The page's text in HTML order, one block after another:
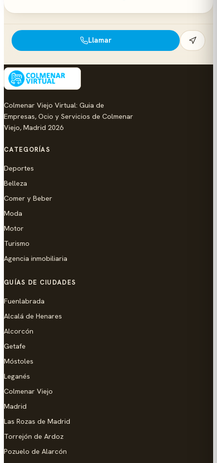
Llamar
Colmenar Viejo Virtual: Guia de
Empresas, Ocio y Servicios de Colmenar
Viejo, Madrid 2026
CATEGORÍAS
Deportes
Belleza
Comer y Beber
Moda
Motor
Turismo
Agencia inmobiliaria
GUÍAS DE CIUDADES
Fuenlabrada
Alcalá de Henares
Alcorcón
Getafe
Móstoles
Leganés
Colmenar Viejo
Madrid
Las Rozas de Madrid
Torrejón de Ardoz
Pozuelo de Alarcón